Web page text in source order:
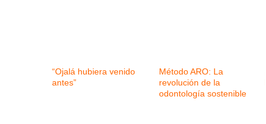
“Ojalá hubiera venido
antes”
Método ARO: La
revolución de la
odontología sostenible